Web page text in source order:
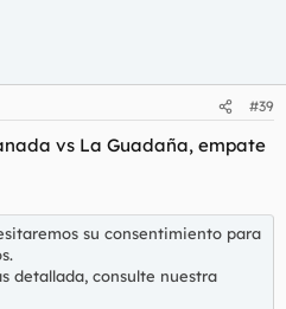
#39
vs La Guadaña, empate
su consentimiento para
detallada, consulte nuestra